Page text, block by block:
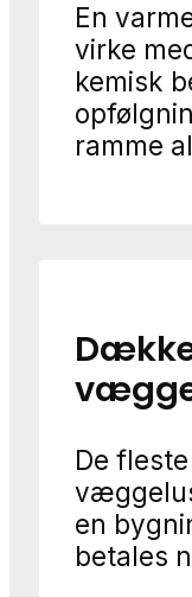
En
virke
kemisk
ramme
De
en
betales